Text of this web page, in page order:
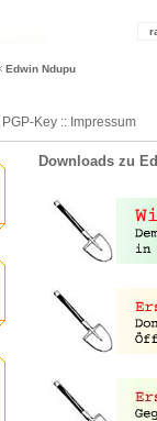
Edwin Ndupu
PGP-Key :: Impressum
Downloads zu